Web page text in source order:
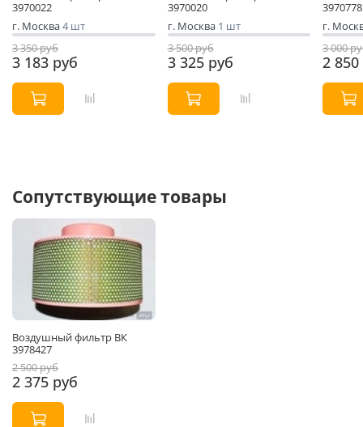
3970022
г. Москва4 шт
3 350 руб
3 183 руб
3970020
г. Москва 1 шт
3 500 руб
3 325 руб
3970778
г.
3 000
2
Сопутствующие товары
Воздушный фильтр ВК
3978427
2 500 руб
2 375 руб